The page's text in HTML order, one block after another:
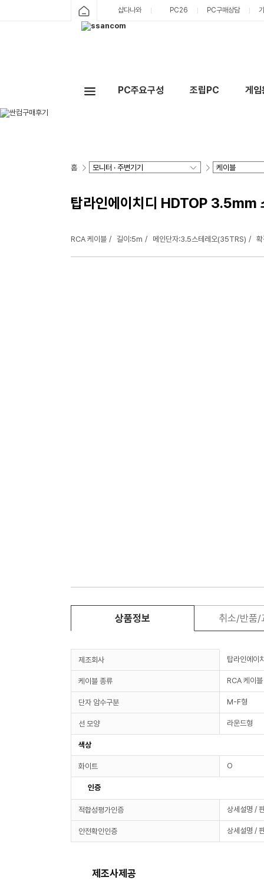
샵다나와 PC26 PC구매상담
PC주요구성 조립PC 게
홈
탑라인에이치디 HDTOP
RCA 케이블 길이:5m 메인단자:3.5스테레오(35TRS)
상품정보 취소/반품/
제조회사 탑라인에이
케이블 종류 RCA 케이블
단자 암수구분 M-F형
선 모양 라운드형
색상
화이트 O
인증
적합성평가인증 상세설명 /
안전확인인증 상세설명 /
제조사제공